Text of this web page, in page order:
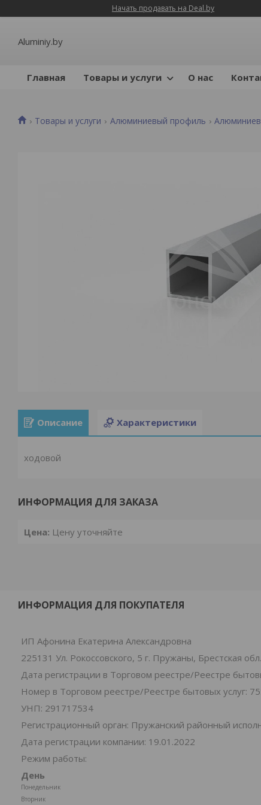
Начать продавать на Deal.by
Aluminiy.by
Главная Товары и услуги О нас
Товары и услуги Алюминиевый профиль
Описание Характеристики
ходовой
ИНФОРМАЦИЯ ДЛЯ ЗАКАЗА
Цена: Цену уточняйте
ИНФОРМАЦИЯ ДЛЯ ПОКУПАТЕЛЯ
ИП Афонина Екатерина Александровна
225131 Ул. Рокоссовского, 5 г. Пружаны, Брестская обл.
Дата регистрации в Торговом реестре/Реестре
Номер в Торговом реестре/Реестре бытовых услуг:
УНП: 291717534
Регистрационный орган: Пружанский районный
Дата регистрации компании: 19.01.2022
Режим работы:
День
Понедельник
Вторник